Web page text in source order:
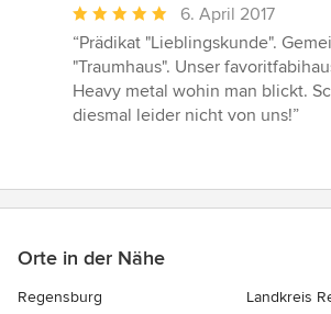
Durchschnittliche
Bewertung:
5
von
5
6. April 2017
“Prädikat "Lieblingskunde".
"Traumhaus". Unser
Heavy metal wohin man blickt.
diesmal leider nicht von uns!”
Orte in der Nähe
Regensburg
Landkreis